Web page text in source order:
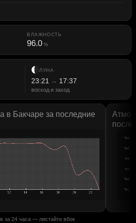
ВЛАЖНОСТЬ
96.0 %
ЛУНА
23:21 → 17:37
восход и заход
в Бакчаре за последние
за 24 часа — листайте вбок